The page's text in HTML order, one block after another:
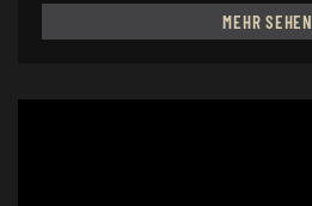
MEHR SEHEN